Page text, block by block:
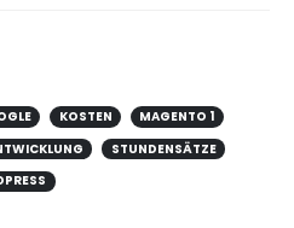
KOSTEN
MAGENTO 1
STUNDENSÄTZE